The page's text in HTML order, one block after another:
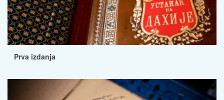
Prva izdanja